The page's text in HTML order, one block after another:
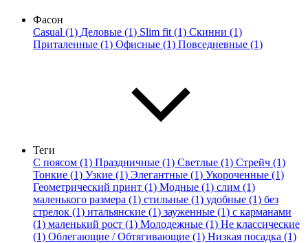
Фасон
Casual (1) Деловые (1) Slim fit (1) Скинни (1)
Приталенные (1) Офисные (1) Повседневные (1)
Теги
С поясом (1) Праздничные (1) Светлые (1) Стрейч (1)
Тонкие (1) Узкие (1) Элегантные (1) Укороченные (1)
Геометрический принт (1) Модные (1) слим (1)
маленького размера (1) стильные (1) удобные (1) без
стрелок (1) итальянские (1) зауженные (1) с карманами
(1) маленький рост (1) Молодежные (1) Не классические
(1) Облегающие / Обтягивающие (1) Низкая посадка (1)